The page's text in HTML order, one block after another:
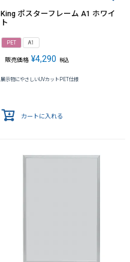
King ポスターフレーム A1 ホワイ
ト
PET A1
販売価格 ¥4,290 税込
展示物にやさしいUVカットPET仕様
カートに入れる